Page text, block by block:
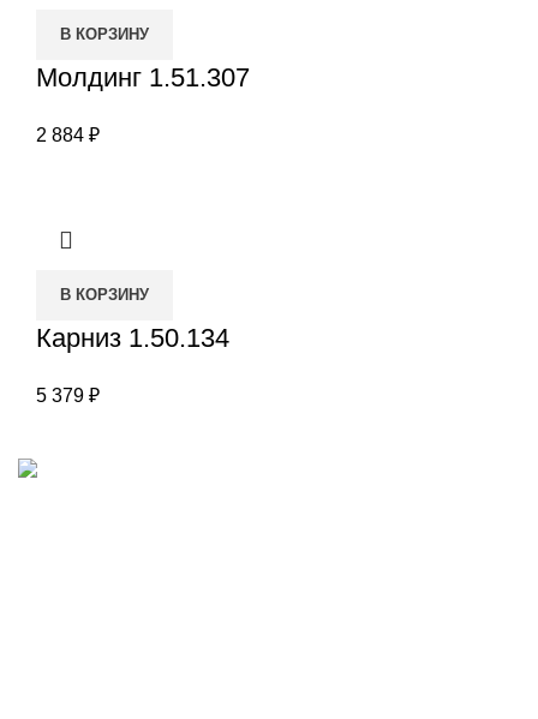
В КОРЗИНУ
Молдинг 1.51.307
2 884 ₽
В КОРЗИНУ
Карниз 1.50.134
5 379 ₽